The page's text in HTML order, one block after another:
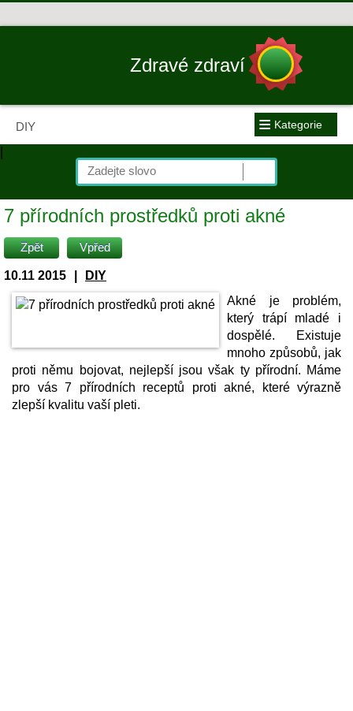
Zdravé zdraví
DIY ≡ Kategorie
|
7 přírodních prostředků proti akné
Zpět Vpřed
10.11 2015
DIY
Akné je problém,
který trápí mladé i
dospělé. Existuje
mnoho způsobů, jak
proti němu bojovat, nejlepší jsou však ty přírodní. Máme
pro vás 7 přírodních receptů proti akné, které výrazně
zlepší kvalitu vaší pleti.